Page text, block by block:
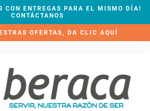
CON ENTREGAS PARA EL MISMO DÍA!
CONTÁCTANOS
OFERTAS, DA CLIC AQUÍ